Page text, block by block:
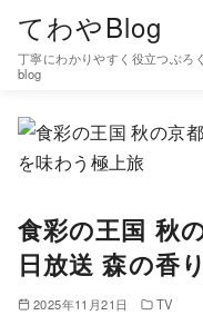
てわやBlog
丁寧にわかりやすく役立つぶ
blog
食彩の王国 秋
日放送 森の香
2025年11月21日 TV